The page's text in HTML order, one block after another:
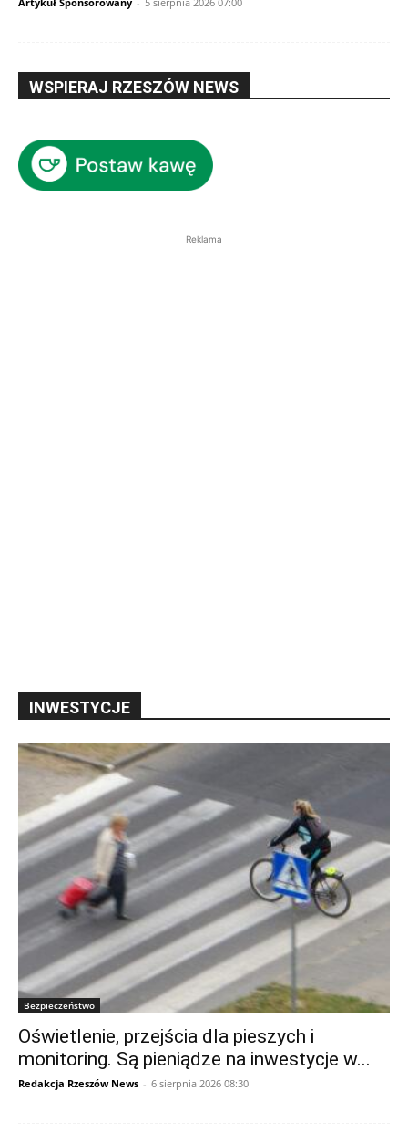
WSPIERAJ RZESZÓW NEWS
Reklama
INWESTYCJE
Bezpieczeństwo
Oświetlenie, przejścia dla pieszych i
monitoring. Są pieniądze na inwestycje w...
Redakcja Rzeszów News - 6 sierpnia 2026 08:30